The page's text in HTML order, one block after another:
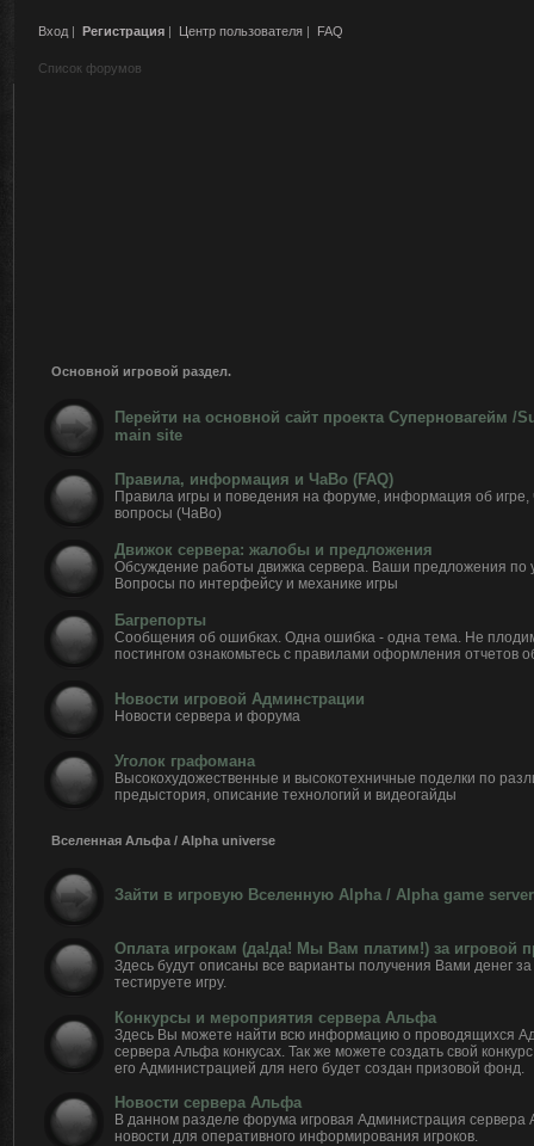
Вход | Регистрация | Центр пользователя | FAQ
Список форумов
Основной игровой раздел.
Перейти на основной сайт проекта Суперновагейм /
main site
Правила, информация и ЧаВо (FAQ)
Правила игры и поведения на форуме, информация об игре,
вопросы (ЧаВо)
Движок сервера: жалобы и предложения
Обсуждение работы движка сервера. Ваши предложения по
Вопросы по интерфейсу и механике игры
Багрепорты
Сообщения об ошибках. Одна ошибка - одна тема. Не
постингом ознакомьтесь с правилами оформления отчетов
Новости игровой Админстрации
Новости сервера и форума
Уголок графомана
Высокохудожественные и высокотехничные поделки по
предыстория, описание технологий и видеогайды
Вселенная Альфа / Alpha universe
Зайти в игровую Вселенную Alpha / Alpha game server
Оплата игрокам (да!да! Мы Вам платим!) за игровой
Здесь будут описаны все варианты получения Вами денег
тестируете игру.
Конкурсы и мероприятия сервера Альфа
Здесь Вы можете найти всю информацию о проводящихся
сервера Альфа конкусах. Так же можете создать свой
его Администрацией для него будет создан призовой фонд.
Новости сервера Альфа
В данном разделе форума игровая Администрация
новости для оперативного информирования игроков.